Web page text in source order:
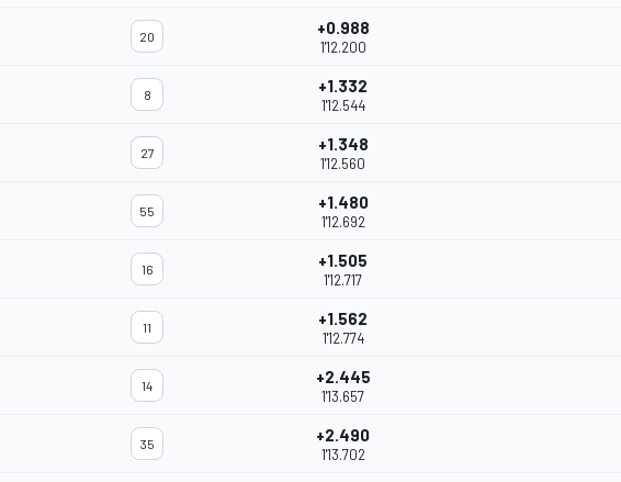
20 +0.988
1'12.200
8 +1.332
1'12.544
27 +1.348
1'12.560
55 +1.480
1'12.692
16 +1.505
1'12.717
11 +1.562
1'12.774
14 +2.445
1'13.657
35 +2.490
1'13.702